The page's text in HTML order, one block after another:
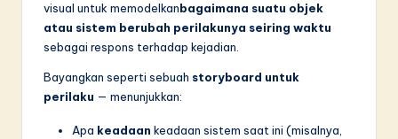
visual untuk memodelkanbagaimana suatu objek
atau sistem berubah perilakunya seiring waktu
sebagai respons terhadap kejadian.
Bayangkan seperti sebuah storyboard untuk
perilaku — menunjukkan:
Apa keadaan keadaan sistem saat ini (misalnya,